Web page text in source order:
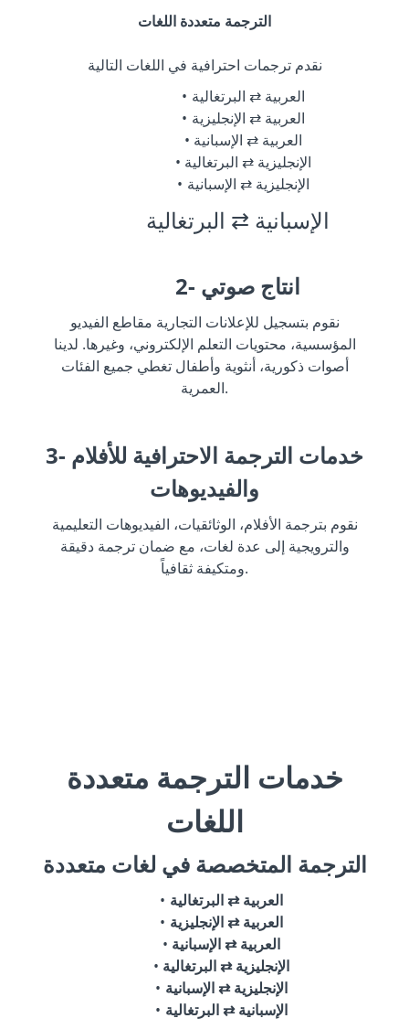
الترجمة متعددة اللغات
نقدم ترجمات احترافية في اللغات التالية
العربية ⇄ البرتغالية
العربية ⇄ الإنجليزية
العربية ⇄ الإسبانية
الإنجليزية ⇄ البرتغالية
الإنجليزية ⇄ الإسبانية
الإسبانية ⇄ البرتغالية
2- انتاج صوتي
نقوم بتسجيل للإعلانات التجارية مقاطع الفيديو
المؤسسية، محتويات التعلم الإلكتروني، وغيرها. لدينا
أصوات ذكورية، أنثوية وأطفال تغطي جميع الفئات
العمرية.
3- خدمات الترجمة الاحترافية للأفلام
والفيديوهات
نقوم بترجمة الأفلام، الوثائقيات، الفيديوهات التعليمية
والترويجية إلى عدة لغات، مع ضمان ترجمة دقيقة
ومتكيفة ثقافياً.
خدمات الترجمة متعددة
اللغات
الترجمة المتخصصة في لغات متعددة
العربية ⇄ البرتغالية
العربية ⇄ الإنجليزية
العربية ⇄ الإسبانية
الإنجليزية ⇄ البرتغالية
الإنجليزية ⇄ الإسبانية
الإسبانية ⇄ البرتغالية